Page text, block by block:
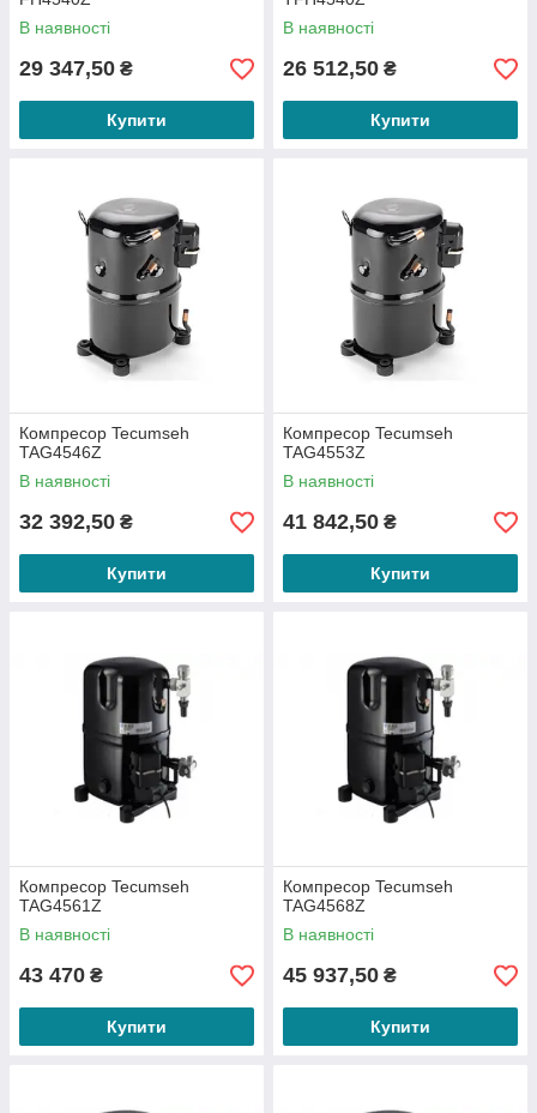
В наявності
29 347,50 ₴
Купити
В наявності
26 512,50 ₴
Купити
Компресор Tecumseh
TAG4546Z
В наявності
32 392,50 ₴
Купити
Компресор Tecumseh
TAG4553Z
В наявності
41 842,50 ₴
Купити
Компресор Tecumseh
TAG4561Z
В наявності
43 470 ₴
Купити
Компресор Tecumseh
TAG4568Z
В наявності
45 937,50 ₴
Купити